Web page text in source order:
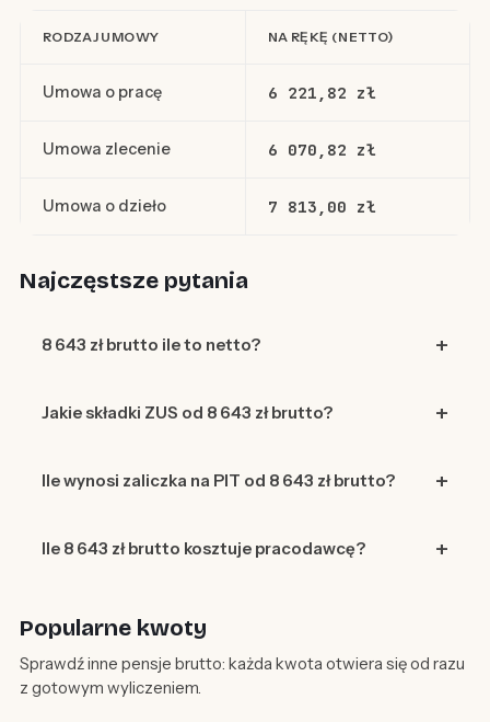
RODZAJ UMOWY NA RĘKĘ (NETTO)
Umowa o pracę 6 221,82 zł
Umowa zlecenie 6 070,82 zł
Umowa o dzieło 7 813,00 zł
Najczęstsze pytania
8 643 zł brutto ile to netto?
Jakie składki ZUS od 8 643 zł brutto?
Ile wynosi zaliczka na PIT od 8 643 zł brutto?
Ile 8 643 zł brutto kosztuje pracodawcę?
Popularne kwoty
Sprawdź inne pensje brutto: każda kwota otwiera się od razu
z gotowym wyliczeniem.